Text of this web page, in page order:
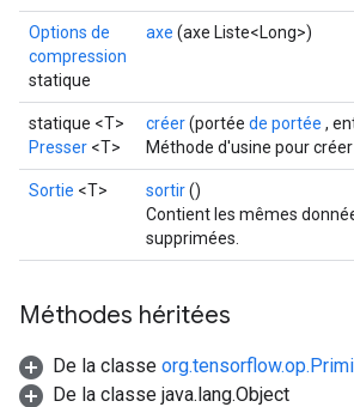
Options de
compression
statique
axe (axe Liste<Long>)
statique <T>
Presser <T>
créer(portée de portée ,
Méthode d'usine pour
Sortie <T> sortir()
Contient les mêmes
supprimées.
Méthodes héritées
De la classe
De la classe java.lang.Object